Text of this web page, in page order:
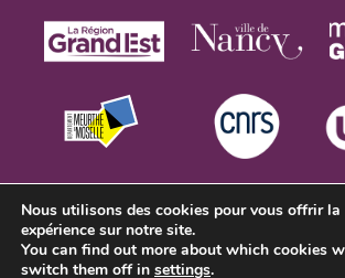
Nous utilisons des cookies pour vous offrir la
expérience sur notre site.
You can find out more about which cookies
switch them off in settings.